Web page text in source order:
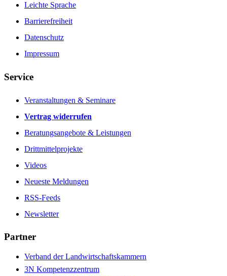
Leichte Sprache
Barrierefreiheit
Datenschutz
Impressum
Service
Veranstaltungen & Seminare
Vertrag widerrufen
Beratungsangebote & Leistungen
Drittmittelprojekte
Videos
Neueste Meldungen
RSS-Feeds
Newsletter
Partner
Verband der Landwirtschaftskammern
3N Kompetenzzentrum